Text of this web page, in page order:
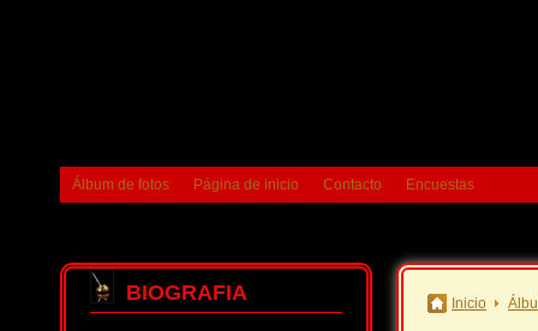
Álbum de fotos Página de inicio Contacto Encuestas
BIOGRAFIA Inicio